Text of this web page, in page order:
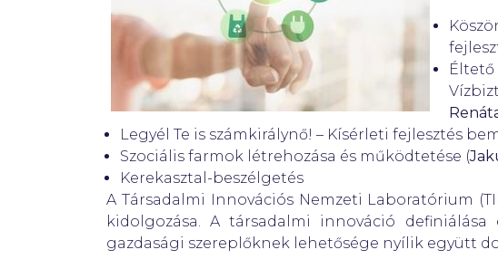
Éltető
Legyél Te is számkirálynő! – Kísérleti fejlesztés
Szociális farmok létrehozása és működtetése (
Kerekasztal-beszélgetés
A Társadalmi Innovációs Nemzeti Laboratórium
kidolgozása. A társadalmi innováció
gazdasági szereplőknek lehetősége nyílik együtt